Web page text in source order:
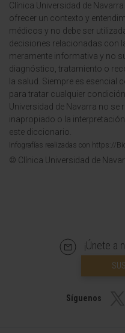
Clínica Universidad de
ofrecer un contexto y
médicos y no debe ser
decisiones relacionadas con
meramente informativa y no
diagnóstico, tratamiento o
la salud. Siempre es esencial
para tratar cualquier
Universidad de Navarra no se
inapropiado o la
este diccionario.
Infografías realizadas con https://
© Clínica Universidad de
¡Únete a
Síguenos